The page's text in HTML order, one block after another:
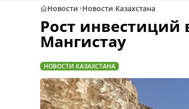
Новости Новости Казахстана
Рост инвестиций
Мангистау
НОВОСТИ КАЗАХСТАНА